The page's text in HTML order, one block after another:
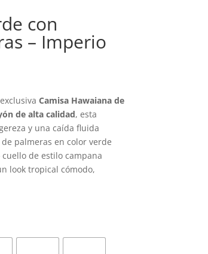
con
– Imperio
Camisa Hawaiana de
de alta calidad, esta
y una caída fluida
palmeras en color verde
de estilo campana
look tropical cómodo,